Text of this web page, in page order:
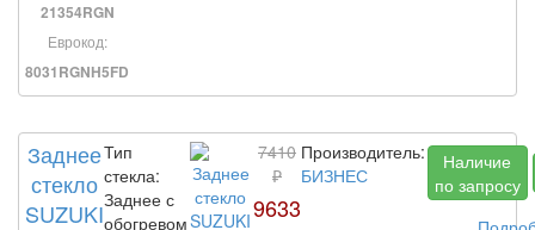
21354RGN
Еврокод:
8031RGNH5FD
Заднее
стекло
SUZUKI
Тип
стекла:
Заднее с
обогревом
7410
₽
9633
Производитель:
БИЗНЕС
Наличие
по запросу